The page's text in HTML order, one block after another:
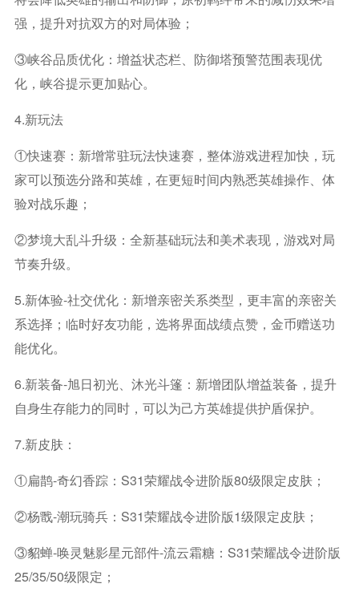
强，提升对抗双方的对局体验；
③峡谷品质优化：增益状态栏、防御塔预警范围表现优
化，峡谷提示更加贴心。
4.新玩法
①快速赛：新增常驻玩法快速赛，整体游戏进程加快，玩
家可以预选分路和英雄，在更短时间内熟悉英雄操作、体
验对战乐趣；
②梦境大乱斗升级：全新基础玩法和美术表现，游戏对局
节奏升级。
5.新体验-社交优化：新增亲密关系类型，更丰富的亲密关
系选择；临时好友功能，选将界面战绩点赞，金币赠送功
能优化。
6.新装备-旭日初光、沐光斗篷：新增团队增益装备，提升
自身生存能力的同时，可以为己方英雄提供护盾保护。
7.新皮肤：
①扁鹊-奇幻香踪：S31荣耀战令进阶版80级限定皮肤；
②杨戬-潮玩骑兵：S31荣耀战令进阶版1级限定皮肤；
③貂蝉-唤灵魅影星元部件-流云霜糖：S31荣耀战令进阶版
25/35/50级限定；